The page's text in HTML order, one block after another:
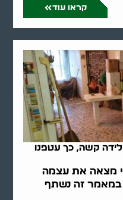
קראו עוד
לידה קשה, כך עטפנו
מצאה את עצמה
זה נשתף